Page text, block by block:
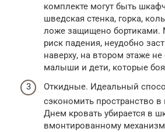
комплекте могут быть
шведская стенка, горка,
ложе защищено бортиками.
риск падения, неудобно
наверху, на втором этаже не
малыши и дети, которые
Откидные. Идеальный
сэкономить пространство
Днем кровать убирается в
вмонтированному